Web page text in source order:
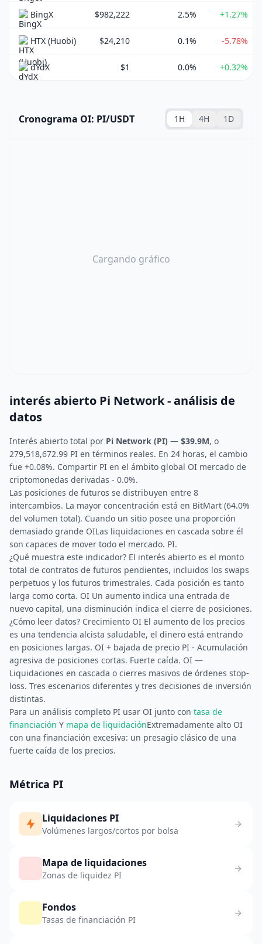
BingX $982,222 2.5% +1.27%
HTX (Huobi) $24,210 0.1% -5.78%
dYdX $1 0.0% +0.32%
Cronograma OI: PI/USDT 1H 4H 1D
Cargando gráfico
interés abierto Pi Network - análisis de
datos
Interés abierto total por Pi Network (PI) — $39.9M, o
279,518,672.99 PI en términos reales. En 24 horas, el cambio
fue +0.08%. Compartir PI en el ámbito global OI mercado de
criptomonedas derivadas - 0.0%.
Las posiciones de futuros se distribuyen entre 8
intercambios. La mayor concentración está en BitMart (64.0%
del volumen total). Cuando un sitio posee una proporción
demasiado grande OILas liquidaciones en cascada sobre él
son capaces de mover todo el mercado. PI.
¿Qué muestra este indicador? El interés abierto es el monto
total de contratos de futuros pendientes, incluidos los swaps
perpetuos y los futuros trimestrales. Cada posición es tanto
larga como corta. OI Un aumento indica una entrada de
nuevo capital, una disminución indica el cierre de posiciones.
¿Cómo leer datos? Crecimiento OI El aumento de los precios
es una tendencia alcista saludable, el dinero está entrando
en posiciones largas. OI + bajada de precio PI - Acumulación
agresiva de posiciones cortas. Fuerte caída. OI —
Liquidaciones en cascada o cierres masivos de órdenes stop-
loss. Tres escenarios diferentes y tres decisiones de inversión
distintas.
Para un análisis completo PI usar OI junto con tasa de
financiación Y mapa de liquidaciónExtremadamente alto OI
con una financiación excesiva: un presagio clásico de una
fuerte caída de los precios.
Métrica PI
Liquidaciones PI
Volúmenes largos/cortos por bolsa
Mapa de liquidaciones
Zonas de liquidez PI
Fondos
Tasas de financiación PI